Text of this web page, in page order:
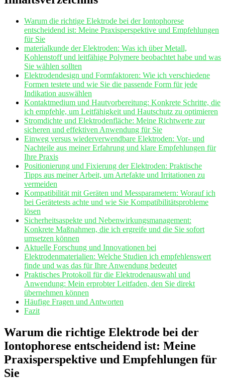
Warum die richtige⁤ Elektrode bei der Iontophorese
entscheidend ist: Meine Praxisperspektive und ⁤Empfehlungen⁤
für Sie
materialkunde der Elektroden: Was⁣ ich über Metall,
Kohlenstoff und ⁤leitfähige Polymere beobachtet habe und was
Sie wählen​ sollten
Elektrodendesign und Formfaktoren:⁤ Wie ich verschiedene
Formen testete‍ und​ wie Sie die‌ passende Form​ für jede​
Indikation auswählen
Kontaktmedium und Hautvorbereitung:⁤ Konkrete⁤ Schritte, die⁣
ich ‌empfehle, um Leitfähigkeit und Hautschutz zu optimieren
Stromdichte und Elektrodenfläche: Meine Richtwerte zur
‌sicheren und effektiven Anwendung für⁣ Sie
Einweg versus wiederverwendbare Elektroden: Vor- und‌
Nachteile aus⁤ meiner Erfahrung und klare Empfehlungen für
Ihre Praxis
Positionierung ​und Fixierung der Elektroden: Praktische
Tipps aus meiner⁢ Arbeit, um ⁤Artefakte ‌und‍ Irritationen zu
vermeiden
Kompatibilität mit Geräten und Messparametern: Worauf ich
bei Gerätetests achte und wie Sie Kompatibilitätsprobleme
lösen
Sicherheitsaspekte‌ und Nebenwirkungsmanagement:⁣
Konkrete Maßnahmen,⁢ die ⁣ich ergreife und die Sie sofort
umsetzen können
Aktuelle Forschung und Innovationen bei‍
Elektrodenmaterialien:⁣ Welche Studien ich empfehlenswert
finde und‌ was​ das für Ihre ⁢Anwendung bedeutet
Praktisches Protokoll für die Elektrodenauswahl und
Anwendung: ​Mein‌ erprobter ‌Leitfaden, den Sie ⁤direkt
übernehmen können
Häufige Fragen und Antworten
Fazit
Warum die richtige ⁢Elektrode‍ bei der
Iontophorese ⁤entscheidend ist:‌ Meine ​
Praxisperspektive und Empfehlungen⁣ für
Sie